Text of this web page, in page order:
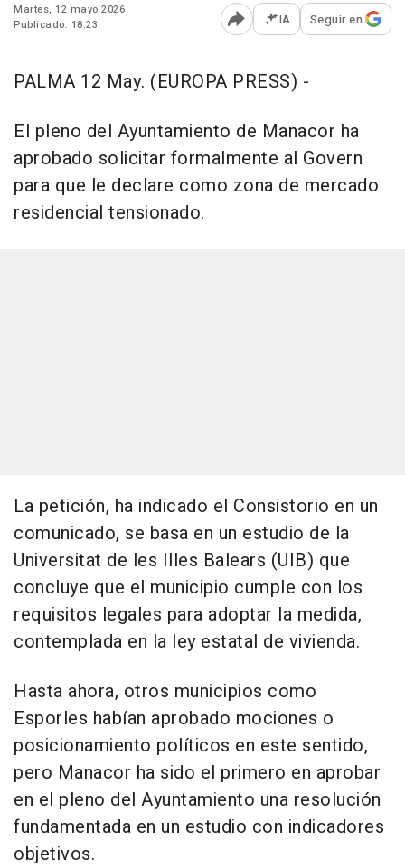
Martes, 12 mayo 2026
Publicado: 18:23
Abrir opciones para
IA Seguir en
PALMA 12 May. (EUROPA PRESS) -
El pleno del Ayuntamiento de Manacor ha
aprobado solicitar formalmente al Govern
para que le declare como zona de mercado
residencial tensionado.
La petición, ha indicado el Consistorio en un
comunicado, se basa en un estudio de la
Universitat de les Illes Balears (UIB) que
concluye que el municipio cumple con los
requisitos legales para adoptar la medida,
contemplada en la ley estatal de vivienda.
Hasta ahora, otros municipios como
Esporles habían aprobado mociones o
posicionamiento políticos en este sentido,
pero Manacor ha sido el primero en aprobar
en el pleno del Ayuntamiento una resolución
fundamentada en un estudio con indicadores
objetivos.